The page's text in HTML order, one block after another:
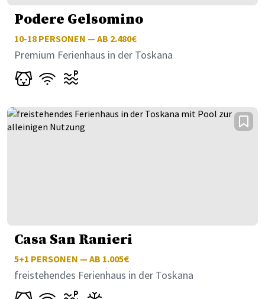
Podere Gelsomino
10-18 PERSONEN — AB 2.480€
Premium Ferienhaus in der Toskana
Casa San Ranieri
5+1 PERSONEN — AB 1.005€
freistehendes Ferienhaus in der Toskana